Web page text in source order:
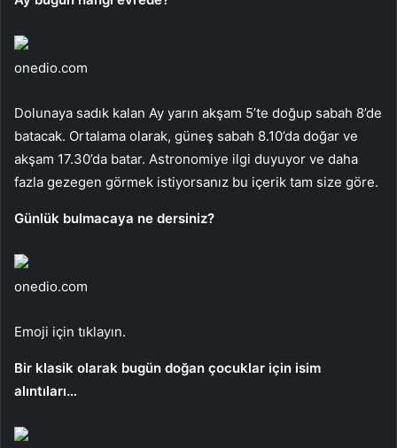
onedio.com
Dolunaya sadık kalan Ay yarın akşam 5’te doğup sabah 8’de
batacak. Ortalama olarak, güneş sabah 8.10’da doğar ve
akşam 17.30’da batar. Astronomiye ilgi duyuyor ve daha
fazla gezegen görmek istiyorsanız bu içerik tam size göre.
Günlük bulmacaya ne dersiniz?
onedio.com
Emoji için tıklayın.
Bir klasik olarak bugün doğan çocuklar için isim
alıntıları…